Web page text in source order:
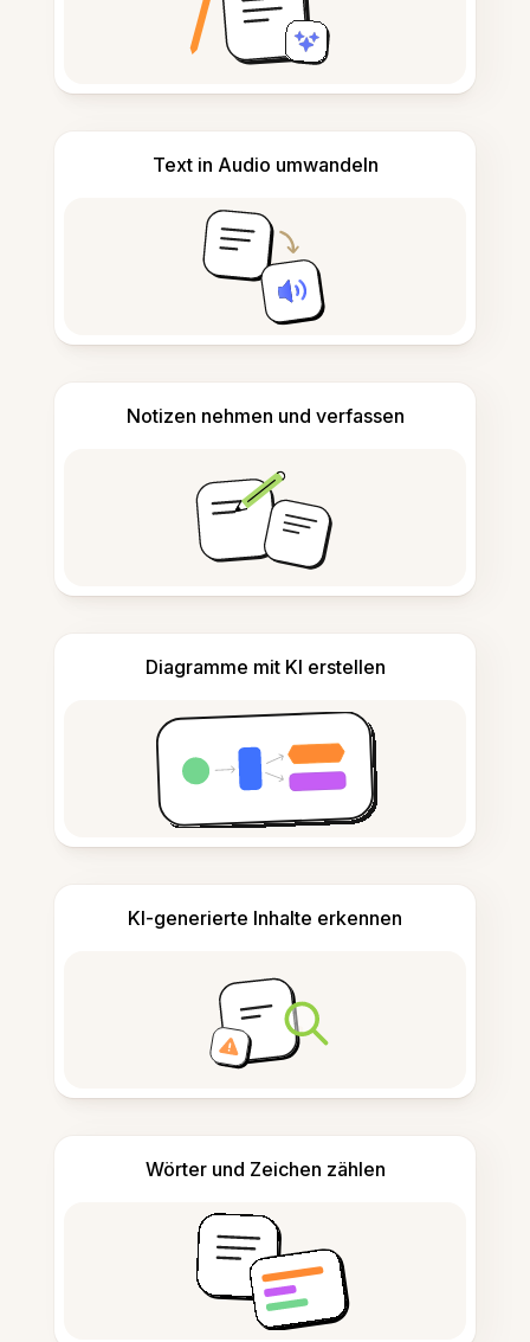
Text in Audio umwandeln
Notizen nehmen und verfassen
Diagramme mit KI erstellen
KI-generierte Inhalte erkennen
Wörter und Zeichen zählen